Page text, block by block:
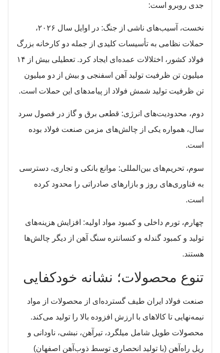
جدی روبرو است:
نخست، آسیب‌های ناشی از جنگ: در اوایل سال ۲۰۲۶،
حملات نظامی به تأسیسات کلیدی از جمله دو کارخانه بزرگ
فولاد کشور، اختلالات عمده‌ای ایجاد کرد. تعطیلی بیش از ۱۴
میلیون تن ظرفیت تولید آهن اسفنجی و بیش از دو میلیون
تن ظرفیت تولید شمش فولاد از پیامدهای این حملات است.
دوم، محدودیت‌های انرژی: قطعی برق و گاز در فصول سرد
سال، همواره یکی از چالش‌های مزمن صنعت فولاد بوده
است.
سوم، تحریم‌های بین‌المللی: موانع بانکی و تجاری، دسترسی
به فناوری‌های روز و بازارهای صادراتی را محدود کرده
است.
چهارم، تورم داخلی و کمبود مواد اولیه: افزایش هزینه‌های
تولید و کمبود گندله و کنسانتره سنگ آهن از دیگر چالش‌ها
هستند.
تنوع محصولات؛ نشانه خودکفایی
صنعت فولاد ایران طیف گسترده‌ای از محصولات از مواد
نیمه‌نهایی تا کالاهای با ارزش افزوده بالا را تولید می‌کند.
محصولات طویل شامل میلگرد، تیرآهن، نبشی، ناودانی و
ریل راه‌آهن (با تولید انحصاری توسط ذوب‌آهن اصفهان)